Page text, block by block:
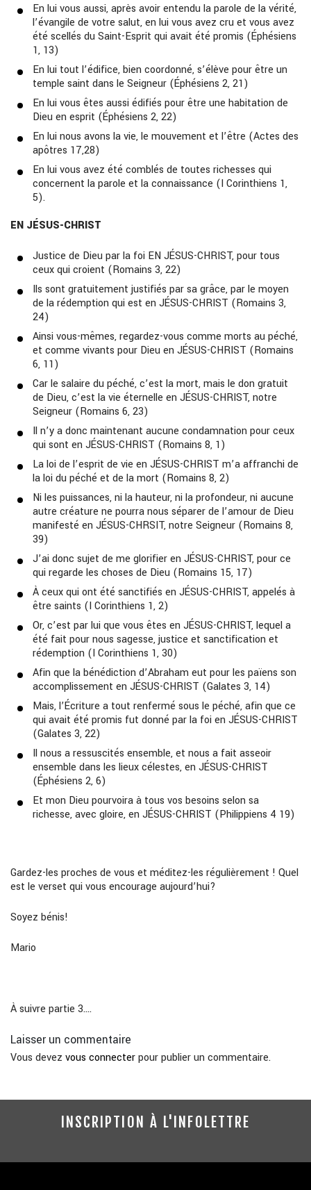
En lui vous aussi, après avoir entendu la parole de la vérité,
l’évangile de votre salut, en lui vous avez cru et vous avez
été scellés du Saint-Esprit qui avait été promis (Éphésiens
1, 13)
En lui tout l’édifice, bien coordonné, s’élève pour être un
temple saint dans le Seigneur (Éphésiens 2, 21)
En lui vous êtes aussi édifiés pour être une habitation de
Dieu en esprit (Éphésiens 2, 22)
En lui nous avons la vie, le mouvement et l’être (Actes des
apôtres 17,28)
En lui vous avez été comblés de toutes richesses qui
concernent la parole et la connaissance (I Corinthiens 1,
5).
EN JÉSUS-CHRIST
Justice de Dieu par la foi EN JÉSUS-CHRIST, pour tous
ceux qui croient (Romains 3, 22)
Ils sont gratuitement justifiés par sa grâce, par le moyen
de la rédemption qui est en JÉSUS-CHRIST (Romains 3,
24)
Ainsi vous-mêmes, regardez-vous comme morts au péché,
et comme vivants pour Dieu en JÉSUS-CHRIST (Romains
6, 11)
Car le salaire du péché, c’est la mort, mais le don gratuit
de Dieu, c’est la vie éternelle en JÉSUS-CHRIST, notre
Seigneur (Romains 6, 23)
Il n’y a donc maintenant aucune condamnation pour ceux
qui sont en JÉSUS-CHRIST (Romains 8, 1)
La loi de l’esprit de vie en JÉSUS-CHRIST m’a affranchi de
la loi du péché et de la mort (Romains 8, 2)
Ni les puissances, ni la hauteur, ni la profondeur, ni aucune
autre créature ne pourra nous séparer de l’amour de Dieu
manifesté en JÉSUS-CHRSIT, notre Seigneur (Romains 8,
39)
J’ai donc sujet de me glorifier en JÉSUS-CHRIST, pour ce
qui regarde les choses de Dieu (Romains 15, 17)
À ceux qui ont été sanctifiés en JÉSUS-CHRIST, appelés à
être saints (I Corinthiens 1, 2)
Or, c’est par lui que vous êtes en JÉSUS-CHRIST, lequel a
été fait pour nous sagesse, justice et sanctification et
rédemption (I Corinthiens 1, 30)
Afin que la bénédiction d’Abraham eut pour les païens son
accomplissement en JÉSUS-CHRIST (Galates 3, 14)
Mais, l’Écriture a tout renfermé sous le péché, afin que ce
qui avait été promis fut donné par la foi en JÉSUS-CHRIST
(Galates 3, 22)
Il nous a ressuscités ensemble, et nous a fait asseoir
ensemble dans les lieux célestes, en JÉSUS-CHRIST
(Éphésiens 2, 6)
Et mon Dieu pourvoira à tous vos besoins selon sa
richesse, avec gloire, en JÉSUS-CHRIST (Philippiens 4 19)
Gardez-les proches de vous et méditez-les régulièrement ! Quel
est le verset qui vous encourage aujourd’hui?
Soyez bénis!
Mario
À suivre partie 3….
Laisser un commentaire
Vous devez vous connecterpour publier un commentaire.
INSCRIPTION À L'INFOLETTRE